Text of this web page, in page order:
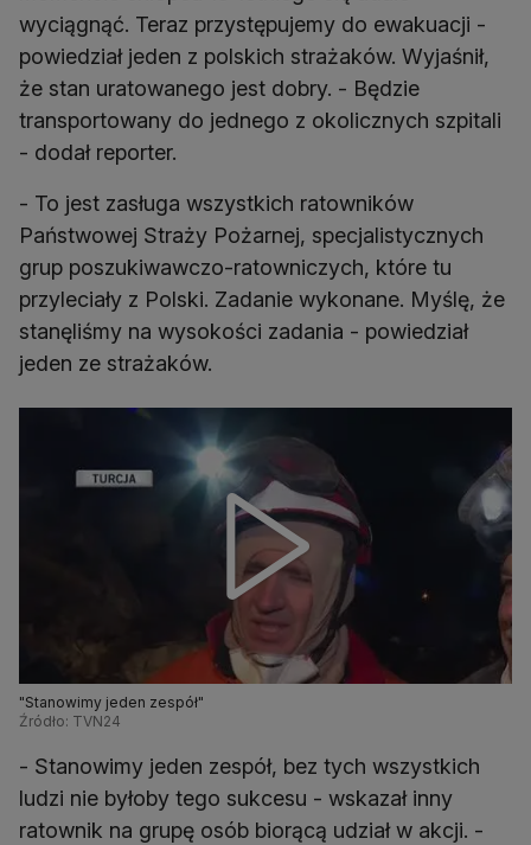
wyciągnąć. Teraz przystępujemy do ewakuacji -
powiedział jeden z polskich strażaków. Wyjaśnił,
że stan uratowanego jest dobry. - Będzie
transportowany do jednego z okolicznych szpitali
- dodał reporter.
- To jest zasługa wszystkich ratowników
Państwowej Straży Pożarnej, specjalistycznych
grup poszukiwawczo-ratowniczych, które tu
przyleciały z Polski. Zadanie wykonane. Myślę, że
stanęliśmy na wysokości zadania - powiedział
jeden ze strażaków.
"Stanowimy jeden zespół"
Źródło: TVN24
- Stanowimy jeden zespół, bez tych wszystkich
ludzi nie byłoby tego sukcesu - wskazał inny
ratownik na grupę osób biorącą udział w akcji. -